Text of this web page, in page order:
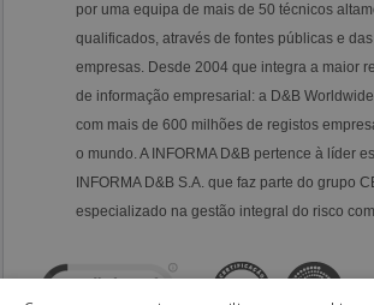
por uma equipa de mais de 50 técnicos
qualificados, através de fontes públicas e
empresas. Desde 2004 que integra a maior
de informação empresarial: a D&B
com mais de 600 milhões de registos
o mundo. A INFORMA D&B pertence à líder
INFORMA D&B S.A. que faz parte do grupo
especializado na gestão integral do risco